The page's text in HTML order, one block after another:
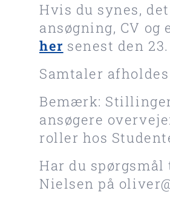
Hvis du synes,
ansøgning, CV
her senest den
Samtaler
Bemærk:
ansøgere
roller hos
Har du
Nielsen på